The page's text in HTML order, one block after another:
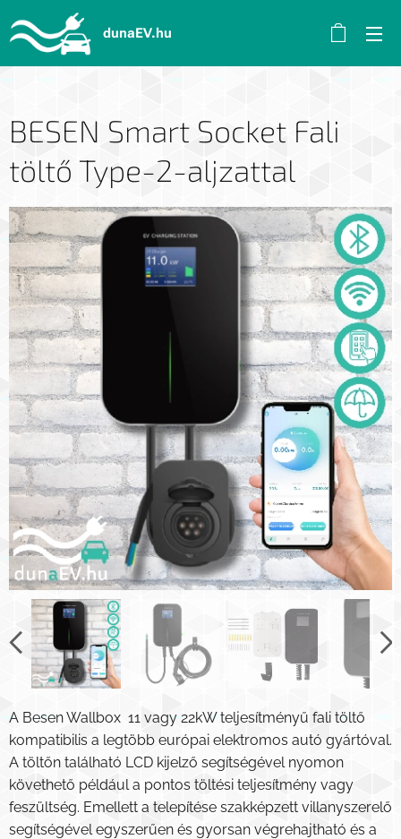
dunaEV.hu
BESEN Smart Socket Fali
töltő Type-2-aljzattal
A Besen Wallbox 11 vagy 22kW teljesítményű fali töltő
kompatibilis a legtöbb európai elektromos autó gyártóval.
A töltőn található LCD kijelző segítségével nyomon
követhető például a pontos töltési teljesítmény vagy
feszültség. Emellett a telepítése szakképzett villanyszerelő
segítségével egyszerűen és gyorsan végrehajtható és a